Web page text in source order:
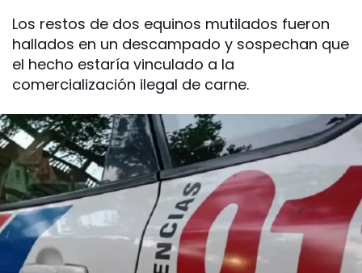
Los restos de dos equinos mutilados fueron
hallados en un descampado y sospechan que
el hecho estaría vinculado a la
comercialización ilegal de carne.